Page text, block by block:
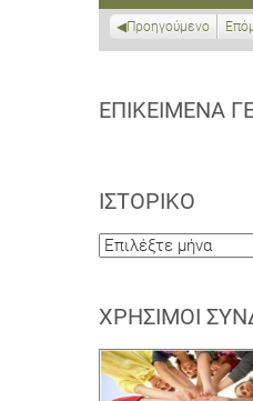
Προηγούμενο
ΕΠΙΚΕΊΜΕΝΑ
ΙΣΤΟΡΙΚΌ
Ιστορικό
ΧΡΉΣΙΜΟΙ